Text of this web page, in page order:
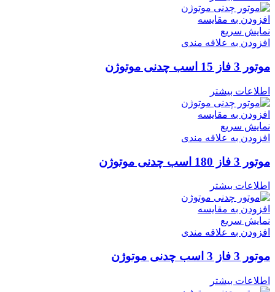
افزودن به مقایسه
نمایش سریع
افزودن به علاقه مندی
موتور 3 فاز 15 اسب چدنی موتوژن
اطلاعات بیشتر
افزودن به مقایسه
نمایش سریع
افزودن به علاقه مندی
موتور 3 فاز 180 اسب چدنی موتوژن
اطلاعات بیشتر
افزودن به مقایسه
نمایش سریع
افزودن به علاقه مندی
موتور 3 فاز 3 اسب چدنی موتوژن
اطلاعات بیشتر